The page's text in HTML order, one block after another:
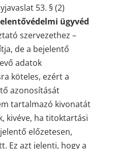
53. § (2)
ügyvéd
szervezethez –
de a bejelentő
adatok
köteles, ezért a
azonosítását
tartalmazó kivonatát
kivéve, ha titoktartási
előzetesen,
Ez azt jelenti, hogy a